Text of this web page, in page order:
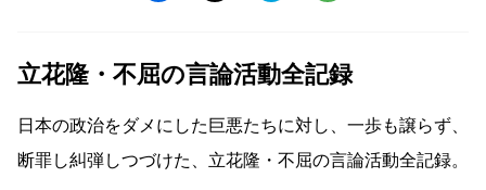
立花隆・不屈の言論活動全記録
日本の政治をダメにした巨悪たちに対し、一歩も譲らず、
断罪し糾弾しつづけた、立花隆・不屈の言論活動全記録。